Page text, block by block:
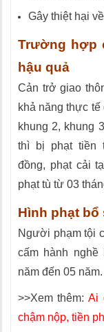
Gây thiệt hại
Trường hợp
hậu quả
Cản trở giao
khả năng thực
khung 2, khung
thì bị phạt tiền
đồng, phạt cải
phạt tù từ 03
Hình phạt bổ
Người phạm tội
cấm hành
năm đến 05 năm.
>>Xem thêm:Ai
chậm nộp, tiền